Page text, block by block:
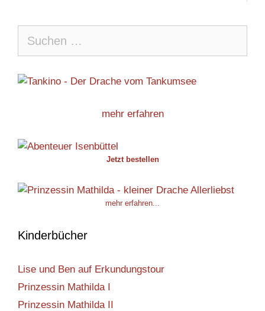
nach:
mehr erfahren
Jetzt bestellen
mehr erfahren...
Kinderbücher
Lise und Ben auf Erkundungstour
Prinzessin Mathilda I
Prinzessin Mathilda II